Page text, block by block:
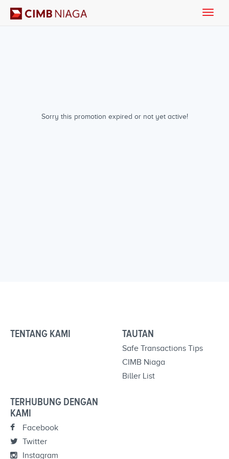
Sorry this promotion expired or not yet active!
Toggle
TENTANG KAMI TAUTAN
Safe Transactions Tips
CIMB Niaga
Biller List
TERHUBUNG DENGAN
KAMI
Facebook
Twitter
Instagram